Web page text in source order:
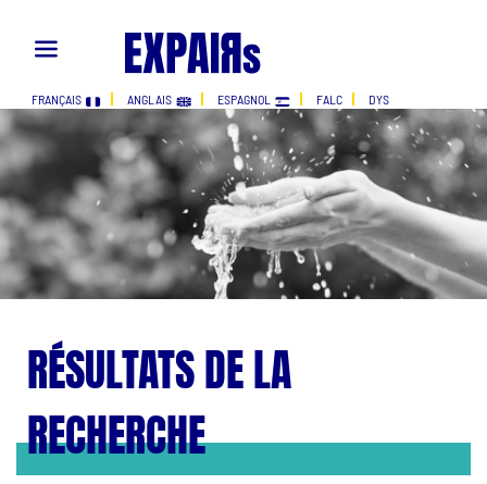
FRANÇAIS ANGLAIS ESPAGNOL FALC DYS
RÉSULTATS DE LA
RECHERCHE